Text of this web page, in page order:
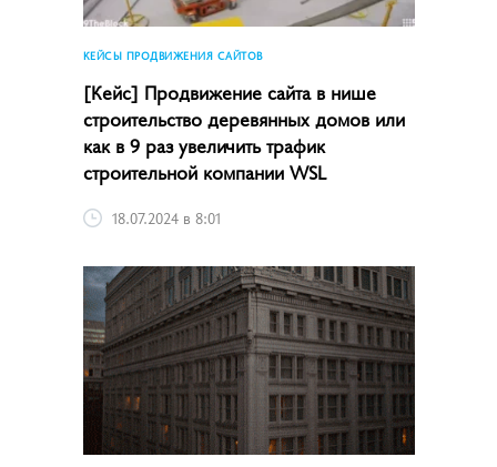
КЕЙСЫ ПРОДВИЖЕНИЯ САЙТОВ
[Кейс] Продвижение сайта в нише
строительство деревянных домов или
как в 9 раз увеличить трафик
строительной компании WSL
18.07.2024 в 8:01